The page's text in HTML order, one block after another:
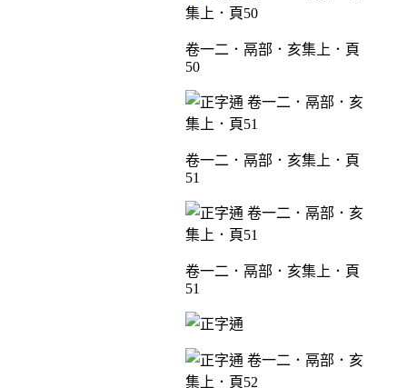
卷一二．鬲部．亥集上．頁
50
卷一二．鬲部．亥集上．頁
51
卷一二．鬲部．亥集上．頁
51